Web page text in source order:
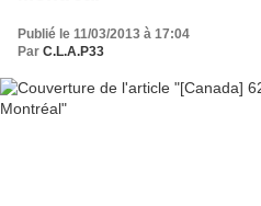
Publié le 11/03/2013 à 17:04
Par C.L.A.P33